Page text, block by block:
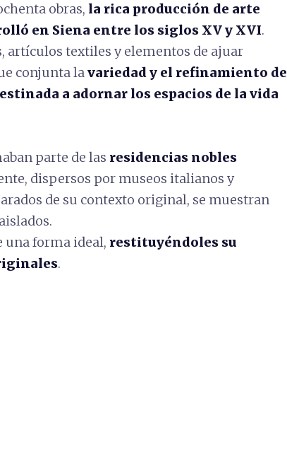
obras, la rica producción de arte
en Siena entre los siglos XV y XVI.
artículos textiles y elementos de ajuar
conjunta lavariedad y el refinamiento de
a adornar los espacios de la vida
parte de las residencias nobles
dispersos por museos italianos y
de su contexto original, se muestran
una forma ideal, restituyéndoles su
.